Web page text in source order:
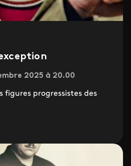
2025 à 20.00
figures progressistes des